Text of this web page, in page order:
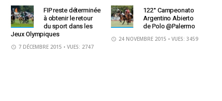
FIP reste déterminée
à obtenir le retour
du sport dans les
Jeux Olympiques
7 DÉCEMBRE 2015 • VUES: 2747
122° Campeonato
Argentino Abierto
de Polo @Palermo
24 NOVEMBRE 2015 • VUES: 3459